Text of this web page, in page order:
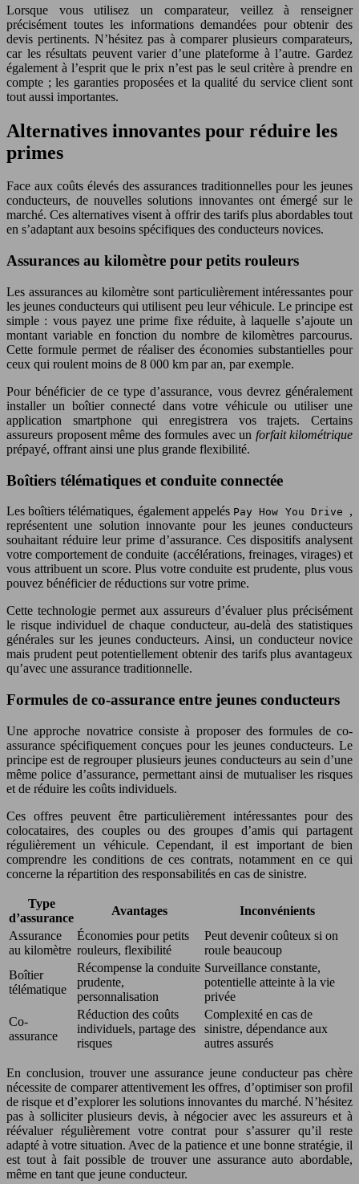
Lorsque vous utilisez un comparateur, veillez à renseigner
précisément toutes les informations demandées pour obtenir des
devis pertinents. N’hésitez pas à comparer plusieurs comparateurs,
car les résultats peuvent varier d’une plateforme à l’autre. Gardez
également à l’esprit que le prix n’est pas le seul critère à prendre en
compte ; les garanties proposées et la qualité du service client sont
tout aussi importantes.
Alternatives innovantes pour réduire les
primes
Face aux coûts élevés des assurances traditionnelles pour les jeunes
conducteurs, de nouvelles solutions innovantes ont émergé sur le
marché. Ces alternatives visent à offrir des tarifs plus abordables tout
en s’adaptant aux besoins spécifiques des conducteurs novices.
Assurances au kilomètre pour petits rouleurs
Les assurances au kilomètre sont particulièrement intéressantes pour
les jeunes conducteurs qui utilisent peu leur véhicule. Le principe est
simple : vous payez une prime fixe réduite, à laquelle s’ajoute un
montant variable en fonction du nombre de kilomètres parcourus.
Cette formule permet de réaliser des économies substantielles pour
ceux qui roulent moins de 8 000 km par an, par exemple.
Pour bénéficier de ce type d’assurance, vous devrez généralement
installer un boîtier connecté dans votre véhicule ou utiliser une
application smartphone qui enregistrera vos trajets. Certains
assureurs proposent même des formules avec un forfait kilométrique
prépayé, offrant ainsi une plus grande flexibilité.
Boîtiers télématiques et conduite connectée
Les boîtiers télématiques, également appelés Pay How You Drive ,
représentent une solution innovante pour les jeunes conducteurs
souhaitant réduire leur prime d’assurance. Ces dispositifs analysent
votre comportement de conduite (accélérations, freinages, virages) et
vous attribuent un score. Plus votre conduite est prudente, plus vous
pouvez bénéficier de réductions sur votre prime.
Cette technologie permet aux assureurs d’évaluer plus précisément
le risque individuel de chaque conducteur, au-delà des statistiques
générales sur les jeunes conducteurs. Ainsi, un conducteur novice
mais prudent peut potentiellement obtenir des tarifs plus avantageux
qu’avec une assurance traditionnelle.
Formules de co-assurance entre jeunes conducteurs
Une approche novatrice consiste à proposer des formules de co-
assurance spécifiquement conçues pour les jeunes conducteurs. Le
principe est de regrouper plusieurs jeunes conducteurs au sein d’une
même police d’assurance, permettant ainsi de mutualiser les risques
et de réduire les coûts individuels.
Ces offres peuvent être particulièrement intéressantes pour des
colocataires, des couples ou des groupes d’amis qui partagent
régulièrement un véhicule. Cependant, il est important de bien
comprendre les conditions de ces contrats, notamment en ce qui
concerne la répartition des responsabilités en cas de sinistre.
Type
d’assurance
Avantages
Inconvénients
Assurance
au kilomètre
Économies pour petits
rouleurs, flexibilité
Peut devenir coûteux si on
roule beaucoup
Boîtier
télématique
Récompense la conduite
prudente,
personnalisation
Surveillance constante,
potentielle atteinte à la vie
privée
Co-
assurance
Réduction des coûts
individuels, partage des
risques
Complexité en cas de
sinistre, dépendance aux
autres assurés
En conclusion, trouver une assurance jeune conducteur pas chère
nécessite de comparer attentivement les offres, d’optimiser son profil
de risque et d’explorer les solutions innovantes du marché. N’hésitez
pas à solliciter plusieurs devis, à négocier avec les assureurs et à
réévaluer régulièrement votre contrat pour s’assurer qu’il reste
adapté à votre situation. Avec de la patience et une bonne stratégie, il
est tout à fait possible de trouver une assurance auto abordable,
même en tant que jeune conducteur.